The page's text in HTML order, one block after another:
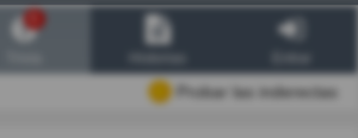
Probar las inderectas